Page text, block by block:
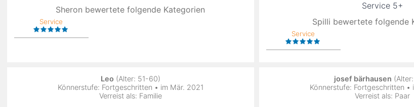
Sheron bewertete folgende Kategorien
Service
Service 5+
Spilli bewertete folgende
Service
Leo (Alter: 51-60)
Könnerstufe: Fortgeschritten • im Mär. 2021
Verreist als: Familie
josef bärhausen
Könnerstufe: Fortgeschritten •
Verreist als: Paar